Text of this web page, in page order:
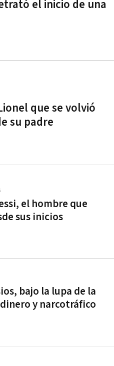
el inicio de una
que se volvió
su padre
el hombre que
sus inicios
bajo la lupa de la
y narcotráfico